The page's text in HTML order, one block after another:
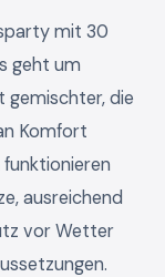
mit 30
geht um
gemischter, die
Komfort
ausreichend
vor Wetter